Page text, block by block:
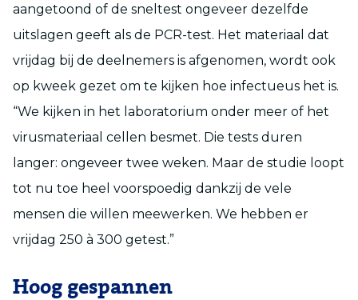
aangetoond of de sneltest ongeveer dezelfde
uitslagen geeft als de PCR-test. Het materiaal dat
vrijdag bij de deelnemers is afgenomen, wordt ook
op kweek gezet om te kijken hoe infectueus het is.
“We kijken in het laboratorium onder meer of het
virusmateriaal cellen besmet. Die tests duren
langer: ongeveer twee weken. Maar de studie loopt
tot nu toe heel voorspoedig dankzij de vele
mensen die willen meewerken. We hebben er
vrijdag 250 à 300 getest.”
Hoog gespannen